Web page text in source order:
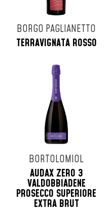
BORGO PAGLIANETTO
TERRAVIGNATA ROSSO
BORTOLOMIOL
AUDAX ZERO 3
VALDOBBIADENE
PROSECCO SUPERIORE
EXTRA BRUT